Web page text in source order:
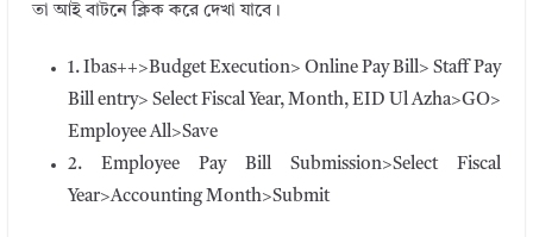
তা আই বাটনে ক্লিক করে দেখা যাবে।
1. Ibas++>Budget Execution> Online Pay Bill> Staff Pay
Bill entry> Select Fiscal Year, Month, EID Ul Azha>GO>
Employee All>Save
2. Employee Pay Bill Submission>Select Fiscal
Year>Accounting Month>Submit